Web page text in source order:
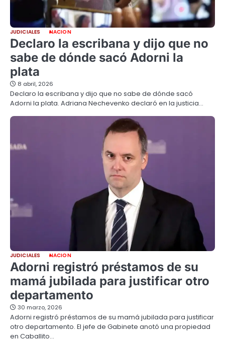
JUDICIALES NACION
Declaro la escribana y dijo que no
sabe de dónde sacó Adorni la
plata
8 abril, 2026
Declaro la escribana y dijo que no sabe de dónde sacó
Adorni la plata. Adriana Nechevenko declaró en la justicia…
JUDICIALES NACION
Adorni registró préstamos de su
mamá jubilada para justificar otro
departamento
30 marzo, 2026
Adorni registró préstamos de su mamá jubilada para justificar
otro departamento. El jefe de Gabinete anotó una propiedad
en Caballito…